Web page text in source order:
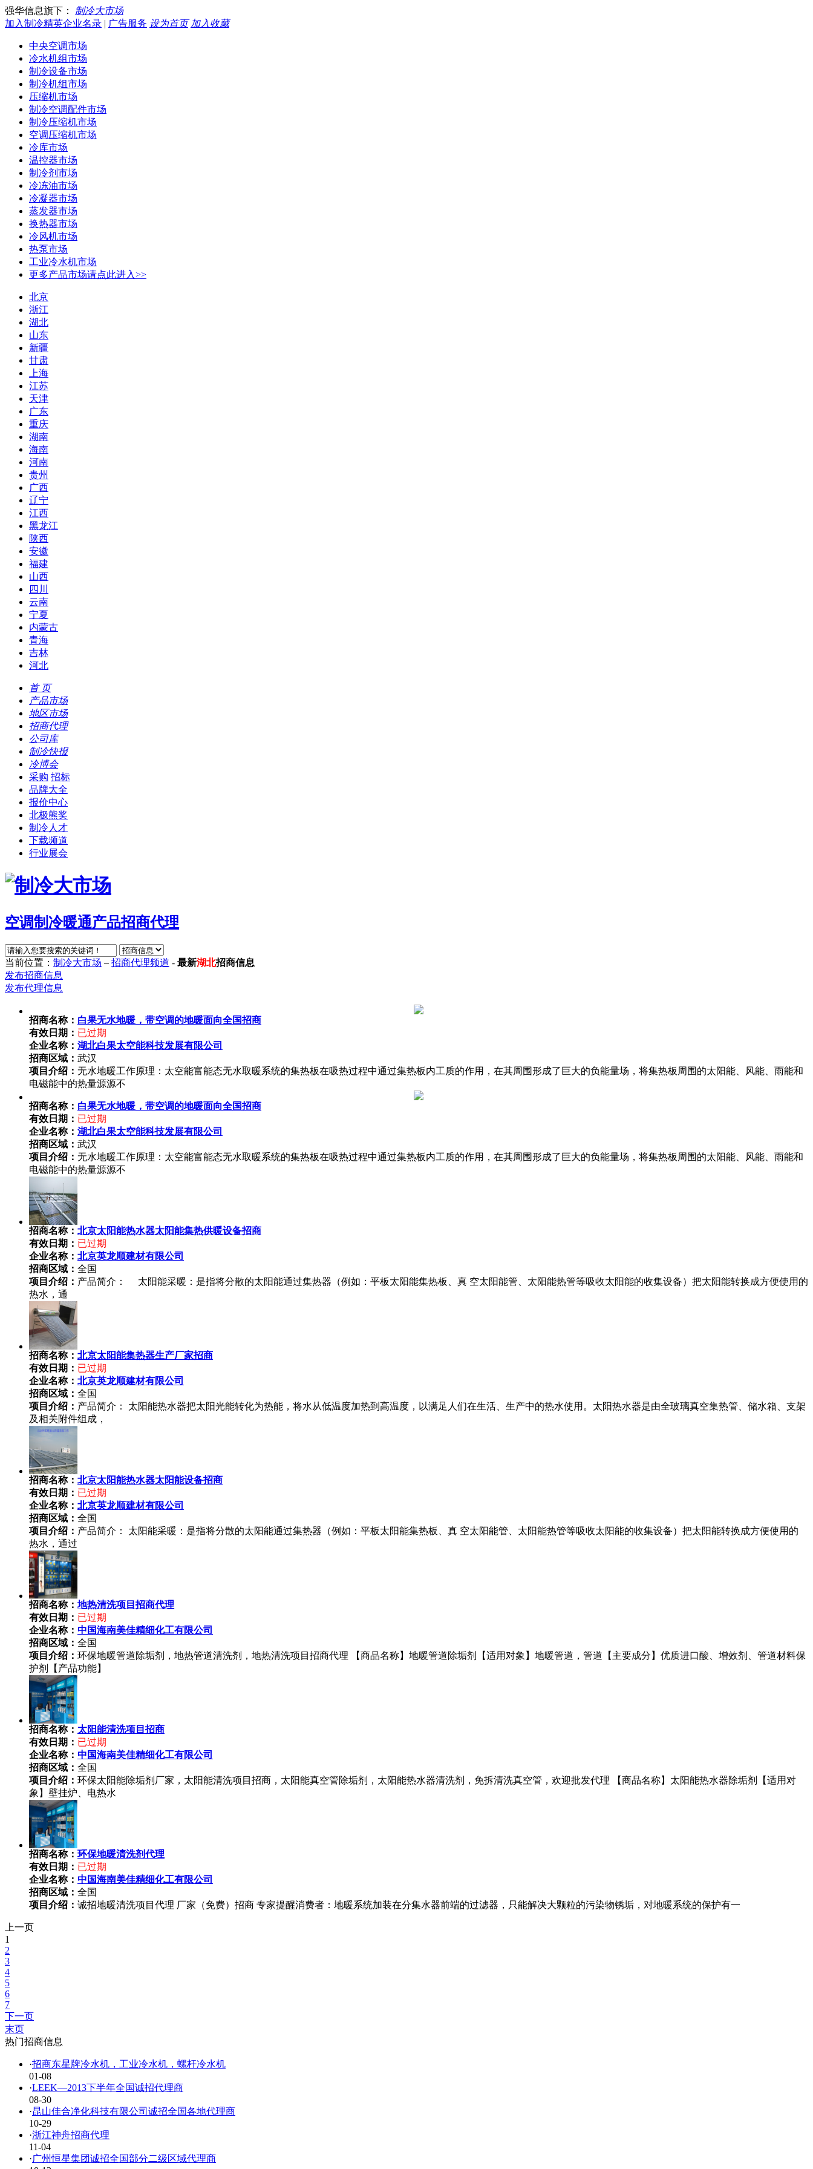
强华信息旗下：
制冷大市场
加入制冷精英企业名录 | 广告服务 设为首页 加入收藏
中央空调市场
冷水机组市场
制冷设备市场
制冷机组市场
压缩机市场
制冷空调配件市场
制冷压缩机市场
空调压缩机市场
冷库市场
温控器市场
制冷剂市场
冷冻油市场
冷凝器市场
蒸发器市场
换热器市场
冷风机市场
热泵市场
工业冷水机市场
更多产品市场请点此进入>>
北京
浙江
湖北
山东
新疆
甘肃
上海
江苏
天津
广东
重庆
湖南
海南
河南
贵州
广西
辽宁
江西
黑龙江
陕西
安徽
福建
山西
四川
云南
宁夏
内蒙古
青海
吉林
河北
首 页
产品市场
地区市场
招商代理
公司库
制冷快报
冷博会
采购 招标
品牌大全
报价中心
北极熊奖
制冷人才
下载频道
行业展会
空调制冷暖通产品招商代理
当前位置： 制冷大市场 – 招商代理频道 - 最新湖北招商信息
发布招商信息
发布代理信息
招商名称： 白果无水地暖，带空调的地暖面向全国招商
有效日期： 已过期
企业名称： 湖北白果太空能科技发展有限公司
招商区域： 武汉
项目介绍： 无水地暖工作原理：太空能富能态无水取暖系统的集热板在吸热过程中通过集热板内工质的作用，在其周围形成了巨大的负能量场，将集热板周围的太阳能、风能、雨能和
电磁能中的热量源源不
招商名称： 白果无水地暖，带空调的地暖面向全国招商
有效日期： 已过期
企业名称： 湖北白果太空能科技发展有限公司
招商区域： 武汉
项目介绍： 无水地暖工作原理：太空能富能态无水取暖系统的集热板在吸热过程中通过集热板内工质的作用，在其周围形成了巨大的负能量场，将集热板周围的太阳能、风能、雨能和
电磁能中的热量源源不
招商名称： 北京太阳能热水器太阳能集热供暖设备招商
有效日期： 已过期
企业名称： 北京英龙顺建材有限公司
招商区域： 全国
项目介绍： 产品简介： 太阳能采暖：是指将分散的太阳能通过集热器（例如：平板太阳能集热板、真 空太阳能管、太阳能热管等吸收太阳能的收集设备）把太阳能转换成方便使用的
热水，通
招商名称： 北京太阳能集热器生产厂家招商
有效日期： 已过期
企业名称： 北京英龙顺建材有限公司
招商区域： 全国
项目介绍： 产品简介： 太阳能热水器把太阳光能转化为热能，将水从低温度加热到高温度，以满足人们在生活、生产中的热水使用。太阳热水器是由全玻璃真空集热管、储水箱、支架
及相关附件组成，
招商名称： 北京太阳能热水器太阳能设备招商
有效日期： 已过期
企业名称： 北京英龙顺建材有限公司
招商区域： 全国
项目介绍： 产品简介： 太阳能采暖：是指将分散的太阳能通过集热器（例如：平板太阳能集热板、真 空太阳能管、太阳能热管等吸收太阳能的收集设备）把太阳能转换成方便使用的
热水，通过
招商名称： 地热清洗项目招商代理
有效日期： 已过期
企业名称： 中国海南美佳精细化工有限公司
招商区域： 全国
项目介绍： 环保地暖管道除垢剂，地热管道清洗剂，地热清洗项目招商代理 【商品名称】地暖管道除垢剂【适用对象】地暖管道，管道【主要成分】优质进口酸、增效剂、管道材料保
护剂【产品功能】
招商名称： 太阳能清洗项目招商
有效日期： 已过期
企业名称： 中国海南美佳精细化工有限公司
招商区域： 全国
项目介绍： 环保太阳能除垢剂厂家，太阳能清洗项目招商，太阳能真空管除垢剂，太阳能热水器清洗剂，免拆清洗真空管，欢迎批发代理 【商品名称】太阳能热水器除垢剂【适用对
象】壁挂炉、电热水
招商名称： 环保地暖清洗剂代理
有效日期： 已过期
企业名称： 中国海南美佳精细化工有限公司
招商区域： 全国
项目介绍： 诚招地暖清洗项目代理 厂家（免费）招商 专家提醒消费者：地暖系统加装在分集水器前端的过滤器，只能解决大颗粒的污染物锈垢，对地暖系统的保护有一
上一页
1
2
3
4
5
6
7
下一页
末页
热门招商信息
·招商东星牌冷水机，工业冷水机，螺杆冷水机
01-08
·LEEK—2013下半年全国诚招代理商
08-30
·昆山佳合净化科技有限公司诚招全国各地代理商
10-29
·浙江神舟招商代理
11-04
·广州恒星集团诚招全国部分二级区域代理商